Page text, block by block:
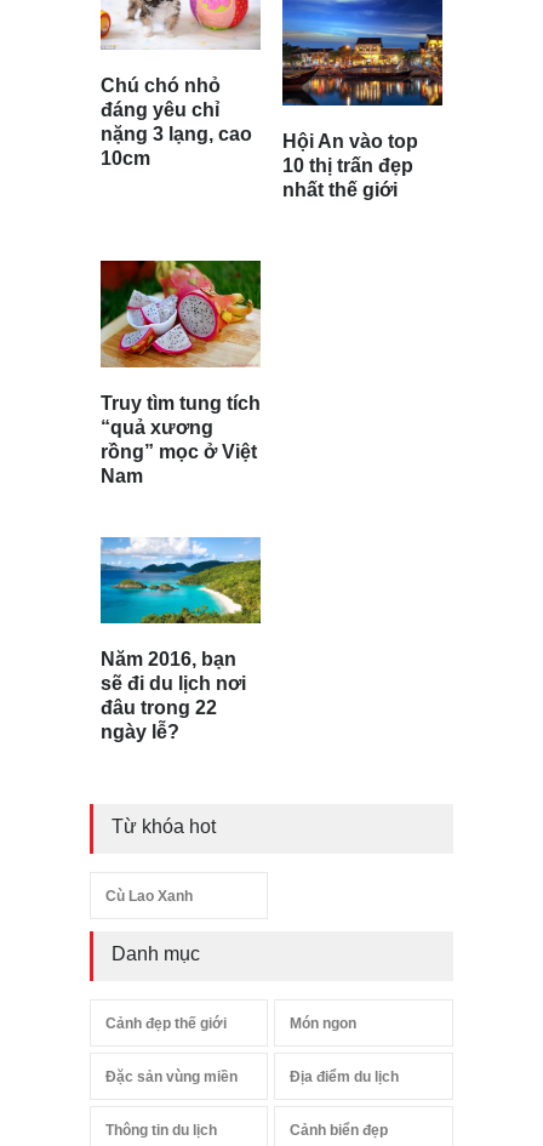
Chú chó nhỏ
đáng yêu chỉ
nặng 3 lạng, cao
10cm
Hội An vào top
10 thị trấn đẹp
nhất thế giới
Truy tìm tung tích
“quả xương
rồng” mọc ở Việt
Nam
Năm 2016, bạn
sẽ đi du lịch nơi
đâu trong 22
ngày lễ?
Từ khóa hot
Cù Lao Xanh
Danh mục
Cảnh đẹp thế giới Món ngon
Đặc sản vùng miền Địa điểm du lịch
Thông tin du lịch Cảnh biển đẹp